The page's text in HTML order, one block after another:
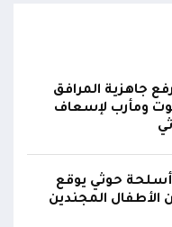
سكنية غرب قعطبة
الثقيل يستهدف
والعبارى في
ويتصدى للمسيرات
جاهزية المرافق
ومأرب لإسعاف
أسلحة حوثي يوقع
المجندين